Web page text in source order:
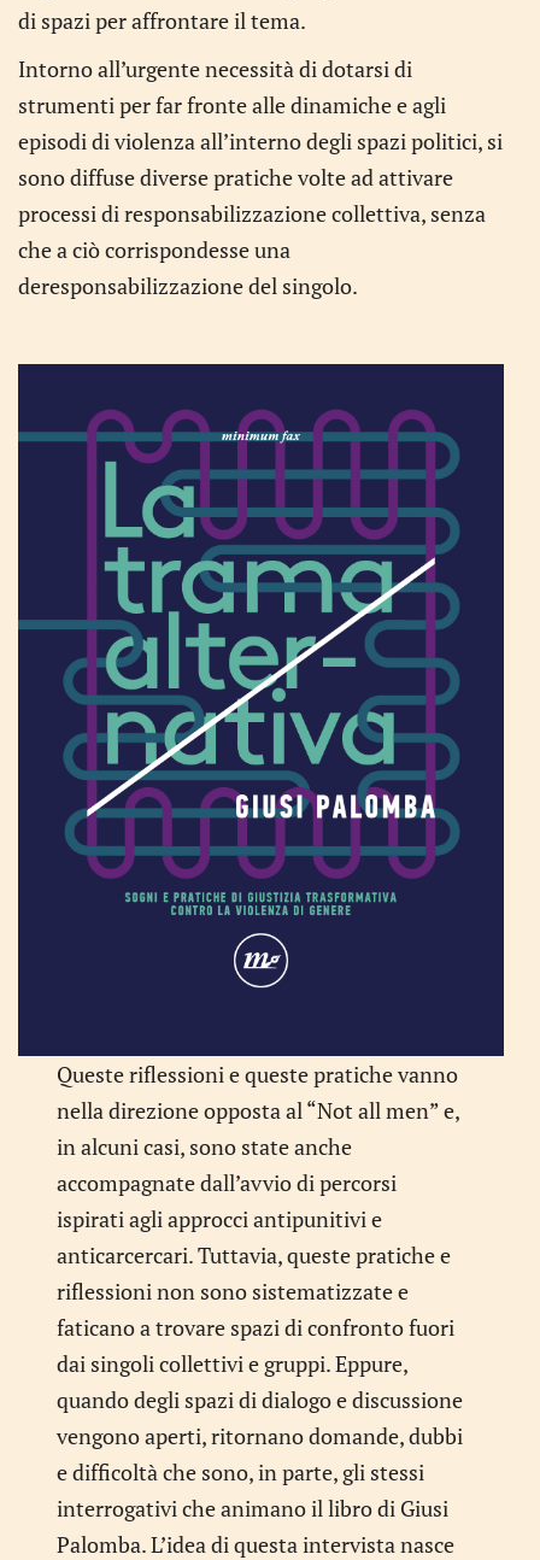
di spazi per affrontare il tema.
Intorno all’urgente necessità di dotarsi di
strumenti per far fronte alle dinamiche e agli
episodi di violenza all’interno degli spazi politici, si
sono diffuse diverse pratiche volte ad attivare
processi di responsabilizzazione collettiva, senza
che a ciò corrispondesse una
deresponsabilizzazione del singolo.
Queste riflessioni e queste pratiche vanno
nella direzione opposta al “Not all men” e,
in alcuni casi, sono state anche
accompagnate dall’avvio di percorsi
ispirati agli approcci antipunitivi e
anticarcercari. Tuttavia, queste pratiche e
riflessioni non sono sistematizzate e
faticano a trovare spazi di confronto fuori
dai singoli collettivi e gruppi. Eppure,
quando degli spazi di dialogo e discussione
vengono aperti, ritornano domande, dubbi
e difficoltà che sono, in parte, gli stessi
interrogativi che animano il libro di Giusi
Palomba. L’idea di questa intervista nasce